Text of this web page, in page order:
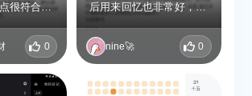
很符合我
算换了别
来的日记
险，当
使用是最
0
后用来回忆也非常好，看
记中，还带有回顾往年今
日的功能。很像 qq 空间
功能，完美代替了 5 年日
nine🚀 0